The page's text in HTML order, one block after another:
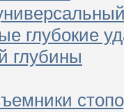
глубокие
глубины